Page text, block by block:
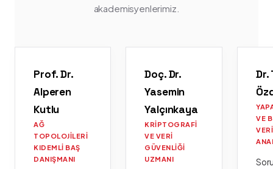
akademisyenlerimiz.
Prof. Dr.
Alperen
Kutlu
AĞ
TOPOLOJILERI
KIDEMLI BAŞ
DANIŞMANI
Doç. Dr.
Yasemin
Yalçınkaya
KRIPTOGRAFI
VE VERI
GÜVENLIĞI
UZMANI
Dr.
VE
VERI